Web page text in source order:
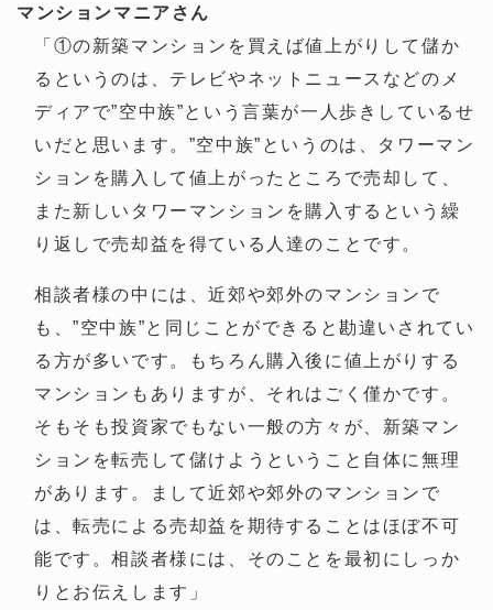
マンションマニアさん
「①の新築マンションを買えば値上がりして儲か
るというのは、テレビやネットニュースなどのメ
ディアで”空中族”という言葉が一人歩きしているせ
いだと思います。”空中族”というのは、タワーマン
ションを購入して値上がったところで売却して、
また新しいタワーマンションを購入するという繰
り返しで売却益を得ている人達のことです。
相談者様の中には、近郊や郊外のマンションで
も、”空中族”と同じことができると勘違いされてい
る方が多いです。もちろん購入後に値上がりする
マンションもありますが、それはごく僅かです。
そもそも投資家でもない一般の方々が、新築マン
ションを転売して儲けようということ自体に無理
があります。まして近郊や郊外のマンションで
は、転売による売却益を期待することはほぼ不可
能です。相談者様には、そのことを最初にしっか
りとお伝えします」